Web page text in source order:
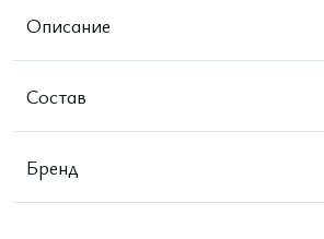
Описание
Состав
Бренд